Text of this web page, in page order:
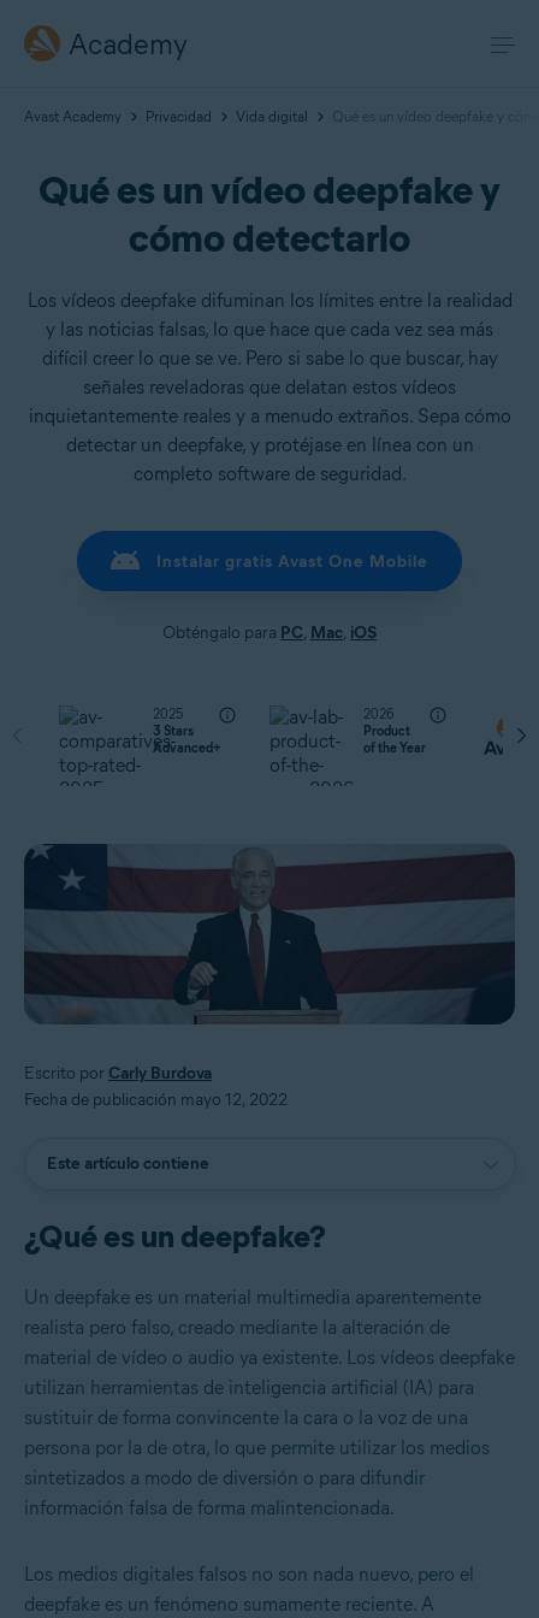
Academy
Avast Academy Privacidad Vida digital Qué es un vídeo deepfake y
Qué es un vídeo deepfake y
cómo detectarlo
Los vídeos deepfake difuminan los límites entre la realidad
y las noticias falsas, lo que hace que cada vez sea más
difícil creer lo que se ve. Pero si sabe lo que buscar, hay
señales reveladoras que delatan estos vídeos
inquietantemente reales y a menudo extraños. Sepa cómo
detectar un deepfake, y protéjase en línea con un
completo software de seguridad.
Instalar gratis Avast One Mobile
Obténgalo para PC, Mac, iOS
2025
3 Stars
Advanced+
2026
Product
of the Year
Escrito por Carly Burdova
Fecha de publicación mayo 12, 2022
Este artículo contiene
¿Qué es un deepfake?
Un deepfake es un material multimedia aparentemente
realista pero falso, creado mediante la alteración de
material de vídeo o audio ya existente. Los vídeos deepfake
utilizan herramientas de inteligencia artificial (IA) para
sustituir de forma convincente la cara o la voz de una
persona por la de otra, lo que permite utilizar los medios
sintetizados a modo de diversión o para difundir
información falsa de forma malintencionada.
Los medios digitales falsos no son nada nuevo, pero el
deepfake es un fenómeno sumamente reciente. A